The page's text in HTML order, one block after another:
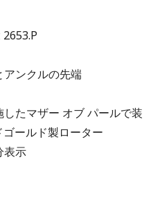
アンクルの先端
したマザー オブ パールで装
ールド製ローター
表示